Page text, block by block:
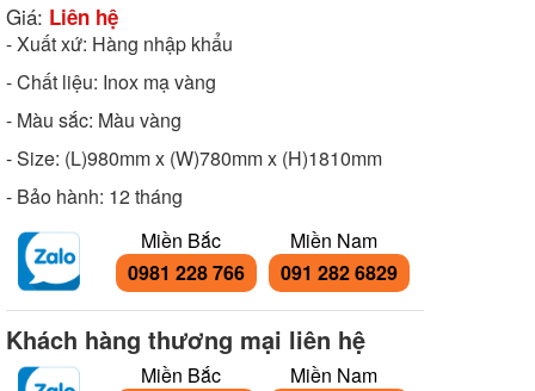
Giá: Liên hệ
- Xuất xứ: Hàng nhập khẩu
- Chất liệu: Inox mạ vàng
- Màu sắc: Màu vàng
- Size: (L)980mm x (W)780mm x (H)1810mm
- Bảo hành: 12 tháng
Miền Bắc
0981 228 766
Miền Nam
091 282 6829
Khách hàng thương mại liên hệ
Miền Bắc
Miền Nam